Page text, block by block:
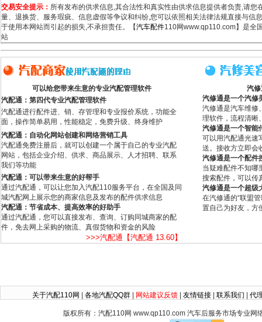
交易安全提示： 所有发布的供求信息,其合法性和真实性由供求信息提供者负责,请
量、退换货、服务瑕疵、信息虚假等争议和纠纷,您可以依照相关法律法规直接与信
于使用本网站而引起的损失,不承担责任。【汽车配件110网www.qp110.com】是全
站
可以给您带来生意的专业汽配管理软件
汽配通：第四代专业汽配管理软件
汽配通进行配件进、销、存管理和专业报价系统，功能全
面，操作简单易用，性能稳定，免费升级、终身维护
汽配通：自动化网站创建和网络营销工具
汽配通免费注册后，就可以创建一个属于自己的专业汽配
网站，包括企业介绍、供求、商品展示、人才招聘、联系
我们等功能
汽配通：可以带来生意的好帮手
通过汽配通，可以让您加入汽配110服务平台，在全国及同
城汽配网上展示您的商家信息及发布的配件供求信息
汽配通：节省成本、提高效率的好助手
通过汽配通，您可以直接发布、查询、订购同城商家的配
件，免去网上采购的物流、真假货物和资金的风险
>>>汽配通【汽配通 13.60】
汽
汽修通是一个汽修
汽修通是汽车维修
理软件，流程清晰
汽修通是一个智能
可以用汽配通光速
送。接收方立即会
汽修通是一个配件
当疑难配件不知哪
搜索配件，可以传
汽修通是一个超级
在汽修通的“联盟
置自己为好友，方
关于汽配110网 各地汽配QQ群 网站建议反馈 友情链接 联系我们 代
版权所有：汽配110网 www.qp110.com 汽车后服务市场专业网